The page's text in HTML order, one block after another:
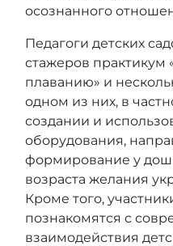
осознанного
Педагоги детских
стажеров практикум
плаванию» и
одном из них, в
создании и
оборудования,
формирование у
возраста желания
Кроме того,
познакомятся с
взаимодействия